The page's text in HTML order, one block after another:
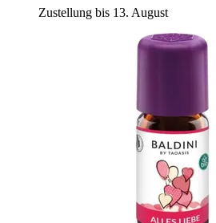
Zustellung bis 13. August